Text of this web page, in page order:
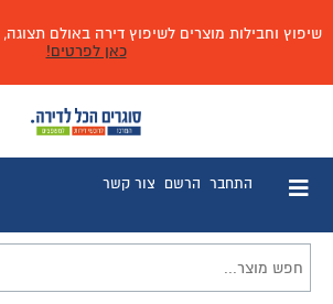
שיפוץ וחבילות מוצרים לשיפוץ דירה באולם תצוגה, האיזמל
כאן לפרטים!
התחבר הרשם צור קשר